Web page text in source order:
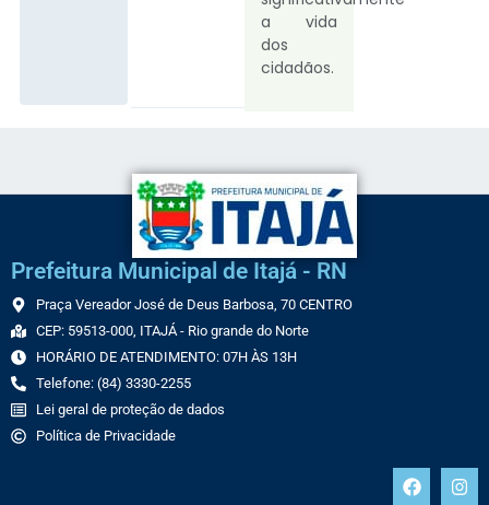
a vida
dos
cidadãos.
Prefeitura Municipal de Itajá - RN
Praça Vereador José de Deus Barbosa, 70 CENTRO
CEP: 59513-000, ITAJÁ - Rio grande do Norte
HORÁRIO DE ATENDIMENTO: 07H ÀS 13H
Telefone: (84) 3330-2255
Lei geral de proteção de dados
Política de Privacidade